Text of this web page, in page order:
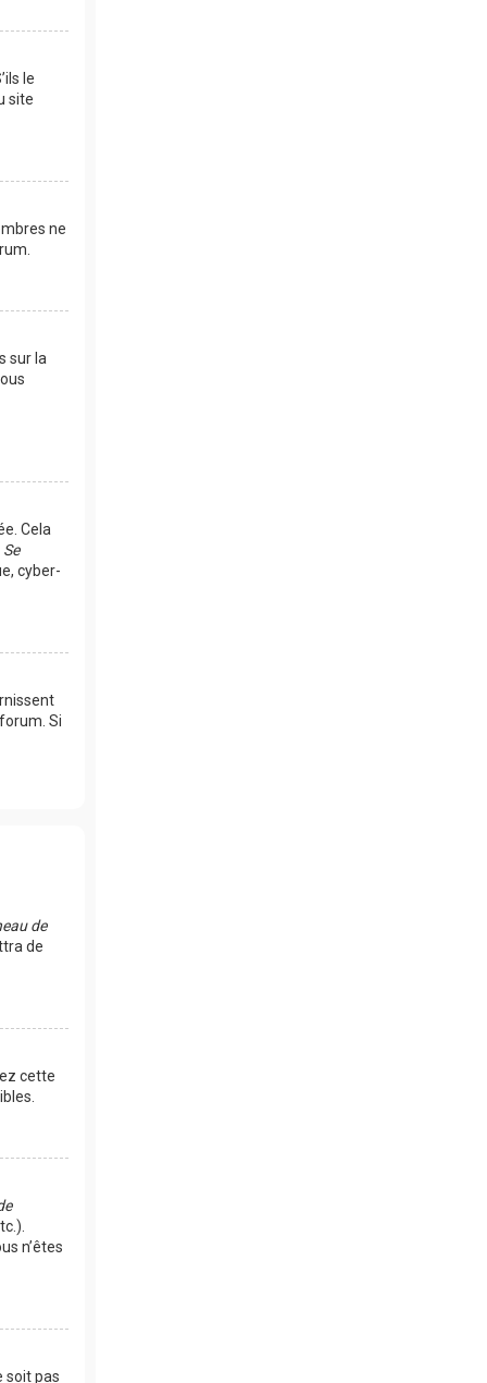
le
site
ne
sur la
Cela
Se
cyber-
Si
de
de
cette
n’êtes
soit pas